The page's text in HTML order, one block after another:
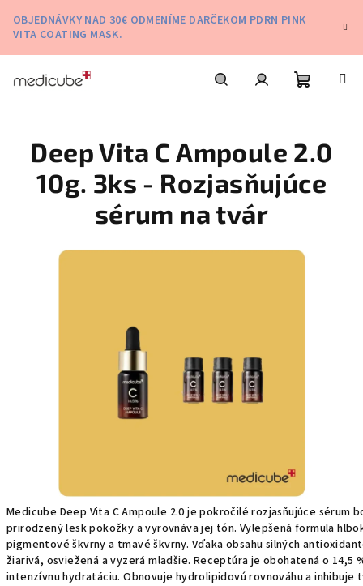
obsah
OBJEDNÁVKY NAD 30€ ODMENÍME DARČEKOM PDRN PINK
VITA COATING MASK.
košík
Medicube Deep Vita C Ampoule 2.0 je pokročilé rozjasňujúce
prirodzený lesk pokožky a vyrovnáva jej tón. Vylepšená formula
pigmentové škvrny a tmavé škvrny. Vďaka obsahu silných
žiarivá, osviežená a vyzerá mladšie. Receptúra je obohatená o 14,5
intenzívnu hydratáciu. Obnovuje hydrolipidovú rovnováhu a inhibuje
Deep Vita C Ampoule 2.0
10g. 3ks - Rozjasňujúce
sérum na tvár